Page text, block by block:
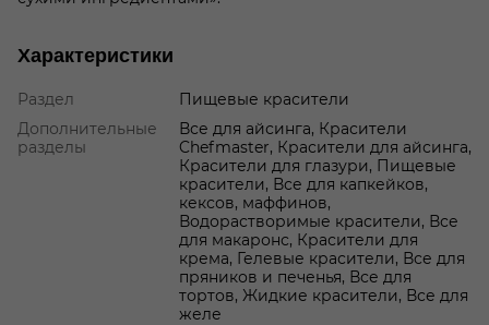
Характеристики
Раздел
Пищевые красители
Дополнительные
разделы
Все для айсинга, Красители
Chefmaster, Красители для айсинга,
Красители для глазури, Пищевые
красители, Все для капкейков,
кексов, маффинов,
Водорастворимые красители, Все
для макаронс, Красители для
крема, Гелевые красители, Все для
пряников и печенья, Все для
тортов, Жидкие красители, Все для
желе